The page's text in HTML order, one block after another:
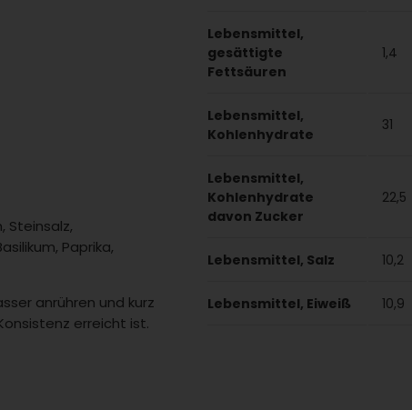
Steinsalz,
Paprika,
anrühren und kurz
erreicht ist.
Lebensmittel,
gesättigte
Fettsäuren
1,4
Lebensmittel,
Kohlenhydrate
31
Lebensmittel,
Kohlenhydrate
davon Zucker
22,5
Lebensmittel, Salz 10,2
Lebensmittel, Eiweiß 10,9